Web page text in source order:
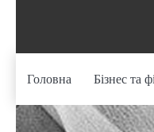
Головна Бізнес та